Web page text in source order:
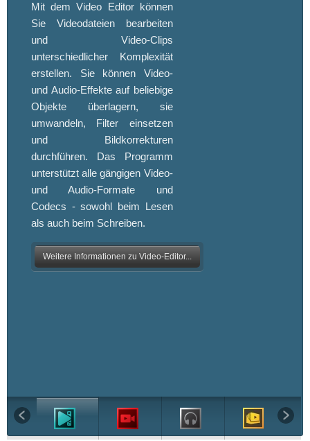
Mit dem Video Editor können
Sie Videodateien bearbeiten
und Video-Clips
unterschiedlicher Komplexität
erstellen. Sie können Video-
und Audio-Effekte auf beliebige
Objekte überlagern, sie
umwandeln, Filter einsetzen
und Bildkorrekturen
durchführen. Das Programm
unterstützt alle gängigen Video-
und Audio-Formate und
Codecs - sowohl beim Lesen
als auch beim Schreiben.
Weitere Informationen zu Video-Editor...